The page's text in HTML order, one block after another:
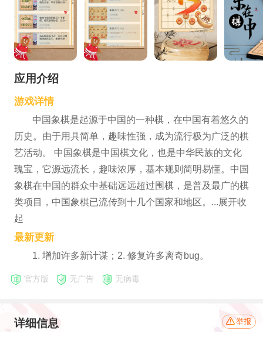
应用介绍
游戏详情
中国象棋是起源于中国的一种棋，在中国有着悠久的
历史。由于用具简单，趣味性强，成为流行极为广泛的棋
艺活动。 中国象棋是中国棋文化，也是中华民族的文化
瑰宝，它源远流长，趣味浓厚，基本规则简明易懂。中国
象棋在中国的群众中基础远远超过围棋，是普及最广的棋
类项目，中国象棋已流传到十几个国家和地区。...展开收
起
最新更新
1. 增加许多新计谋；2. 修复许多离奇bug。
官方版 无广告 无病毒
详细信息 举报